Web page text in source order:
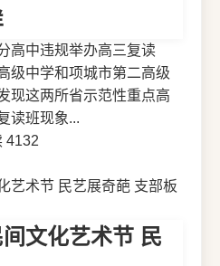
高中违规举办高三复读
级中学和项城市第二高级
现这两所省示范性重点高
读班现象...
4132
支部板
文化艺术节 民